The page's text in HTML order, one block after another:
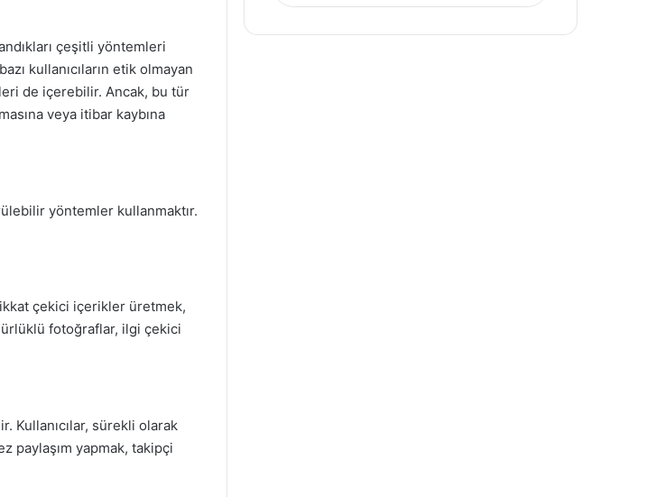
çeşitli yöntemleri
kullanıcıların etik olmayan
de içerebilir. Ancak, bu tür
veya itibar kaybına
yöntemler kullanmaktır.
çekici içerikler üretmek,
fotoğraflar, ilgi çekici
Kullanıcılar, sürekli olarak
paylaşım yapmak, takipçi